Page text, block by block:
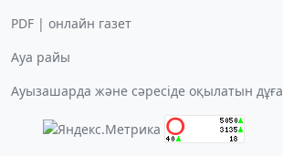
PDF | онлайн газет
Ауа райы
Ауызашарда және сәресіде оқылатын дұға